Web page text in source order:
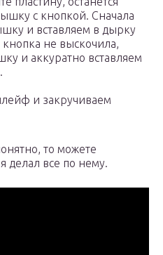
с кнопкой. Сначала
и вставляем в дырку
не выскочила,
и аккуратно вставляем
и закручиваем
то можете
делал все по нему.